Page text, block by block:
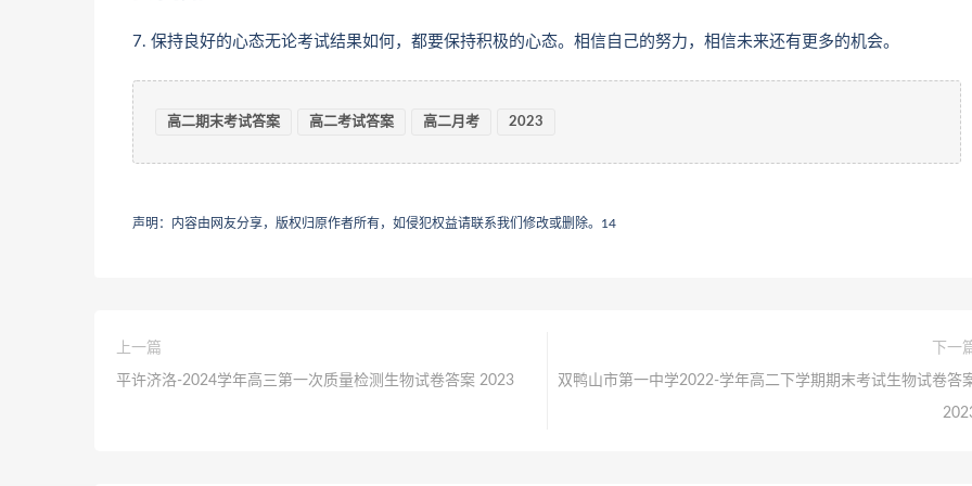
7. 保持良好的心态无论考试结果如何，都要保持积极的心态。相信自己的努力，相信未来还有更多的机会。
高二期末考试答案 高二考试答案 高二月考 2023
声明：内容由网友分享，版权归原作者所有，如侵犯权益请联系我们修改或删除。 14
上一篇
平许济洛-2024学年高三第一次质量检测生物试卷答案 2023
下一
双鸭山市第一中学2022-学年高二下学期期末考试生物试卷答